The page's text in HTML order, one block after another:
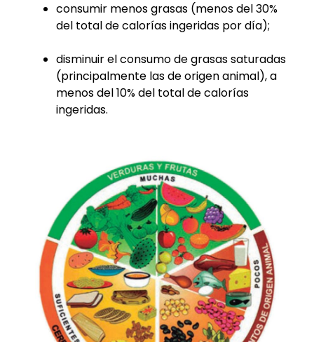
consumir menos grasas (menos del 30%
del total de calorías ingeridas por día);
disminuir el consumo de grasas saturadas
(principalmente las de origen animal), a
menos del 10% del total de calorías
ingeridas.